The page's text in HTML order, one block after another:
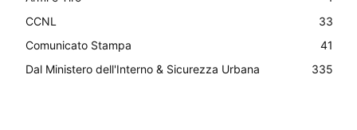
CCNL
33
Comunicato Stampa
41
Dal Ministero dell'Interno & Sicurezza Urbana
335